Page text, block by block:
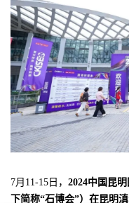
7月11-15日， 2024中国昆
下简称“石博会”）在昆明